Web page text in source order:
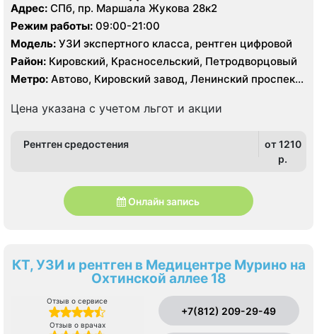
Адрес: СПб, пр. Маршала Жукова 28к2
Режим работы: 09:00-21:00
Модель: УЗИ экспертного класса, рентген цифровой
Район: Кировский, Красносельский, Петродворцовый
Метро: Автово, Кировский завод, Ленинский проспект,
Цена указана с учетом льгот и акции
Рентген средостения
от 1210
p.
Онлайн запись
КТ, УЗИ и рентген в Медицентре Мурино на
Охтинской аллее 18
Отзыв о сервисе
Отзыв о врачах
+7(812) 209-29-49